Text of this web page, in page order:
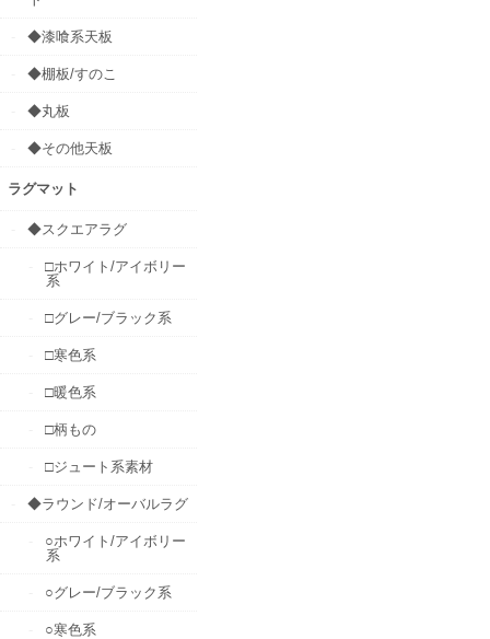
◆漆喰系天板
◆棚板/すのこ
◆丸板
◆その他天板
ラグマット
◆スクエアラグ
□ホワイト/アイボリー
系
□グレー/ブラック系
□寒色系
□暖色系
□柄もの
□ジュート系素材
◆ラウンド/オーバルラグ
○ホワイト/アイボリー
系
○グレー/ブラック系
○寒色系